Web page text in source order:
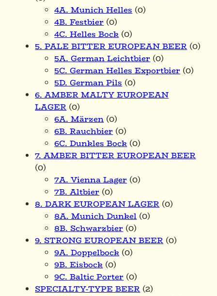
4A. Munich Helles(0)
4B. Festbier(0)
4C. Helles Bock(0)
5. PALE BITTER EUROPEAN BEER(0)
5A. German Leichtbier(0)
5C. German Helles Exportbier(0)
5D. German Pils(0)
6. AMBER MALTY EUROPEAN
LAGER(0)
6A. Märzen(0)
6B. Rauchbier(0)
6C. Dunkles Bock(0)
7. AMBER BITTER EUROPEAN BEER
(0)
7A. Vienna Lager(0)
7B. Altbier(0)
8. DARK EUROPEAN LAGER(0)
8A. Munich Dunkel(0)
8B. Schwarzbier(0)
9. STRONG EUROPEAN BEER(0)
9A. Doppelbock(0)
9B. Eisbock(0)
9C. Baltic Porter(0)
SPECIALTY-TYPE BEER(2)